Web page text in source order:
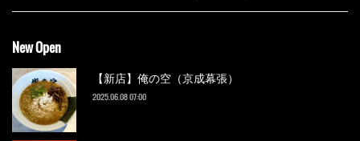
New Open
【新店】俺の空（京成幕張）
2025.06.08 07:00